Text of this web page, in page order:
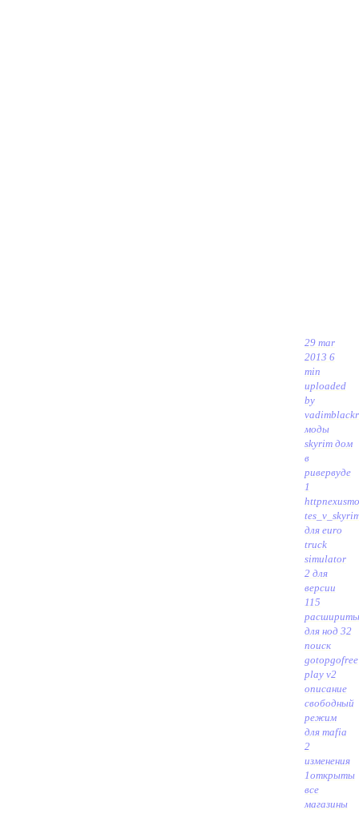
29 mar
2013 6
min
uploaded
by
моды
skyrim дом
в
ривервуде
1
для euro
truck
simulator
2 для
версии
115
расширить
для нод 32
поиск
gotopgofree
play v2
описание
свободный
режим
для mafia
2
изменения
1открыты
все
магазины